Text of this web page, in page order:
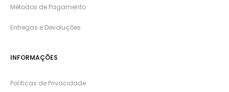
Métodos de Pagamento
Entregas e Devoluções
INFORMAÇÕES
Políticas de Privacidade